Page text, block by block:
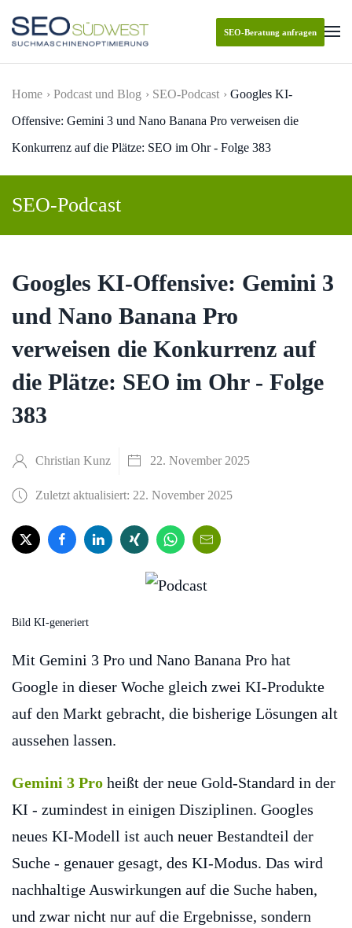
Skip to main content
SEO-Beratung anfragen
Home Podcast und Blog SEO-Podcast
Googles KI-
Offensive: Gemini 3 und Nano Banana Pro verweisen die
Konkurrenz auf die Plätze: SEO im Ohr - Folge 383
SEO-Podcast
Googles KI-Offensive: Gemini 3
und Nano Banana Pro
verweisen die Konkurrenz auf
die Plätze: SEO im Ohr - Folge
383
Christian Kunz 22. November 2025
Zuletzt aktualisiert: 22. November 2025
Bild KI-generiert
Mit Gemini 3 Pro und Nano Banana Pro hat
Google in dieser Woche gleich zwei KI-Produkte
auf den Markt gebracht, die bisherige Lösungen alt
aussehen lassen.
Gemini 3 Pro heißt der neue Gold-Standard in der
KI - zumindest in einigen Disziplinen. Googles
neues KI-Modell ist auch neuer Bestandteil der
Suche - genauer gesagt, des KI-Modus. Das wird
nachhaltige Auswirkungen auf die Suche haben,
und zwar nicht nur auf die Ergebnisse, sondern